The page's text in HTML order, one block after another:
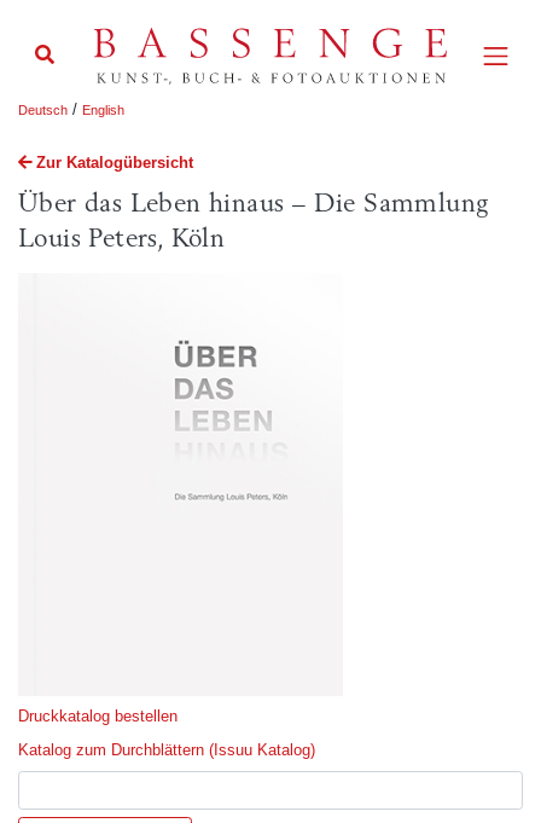
Deutsch / English
Zur Katalogübersicht
Über das Leben hinaus – Die Sammlung
Louis Peters, Köln
Druckkatalog bestellen
Katalog zum Durchblättern (Issuu Katalog)